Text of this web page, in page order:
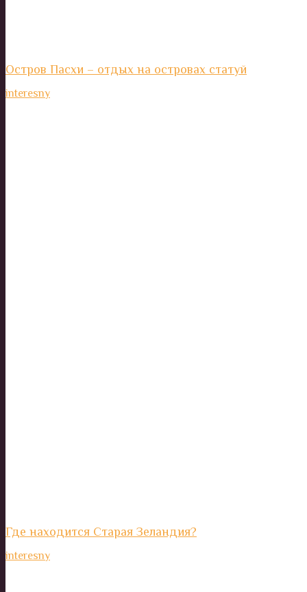
Остров Пасхи – отдых на островах статуй
interesny
Где находится Старая Зеландия?
interesny